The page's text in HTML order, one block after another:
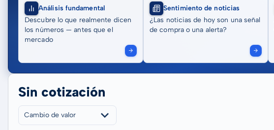
Análisis fundamental
Descubre lo que realmente dicen
los números — antes que el
mercado
Sentimiento de noticias
¿Las noticias de hoy son una señal
de compra o una alerta?
Sin cotización
Cambio de valor